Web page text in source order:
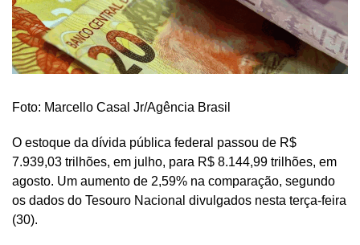
Foto: Marcello Casal Jr/Agência Brasil
O estoque da dívida pública federal passou de R$
7.939,03 trilhões, em julho, para R$ 8.144,99 trilhões, em
agosto. Um aumento de 2,59% na comparação, segundo
os dados do Tesouro Nacional divulgados nesta terça-feira
(30).